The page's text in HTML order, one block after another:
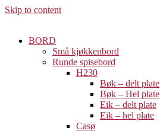
Skip to content
BORD
Små kjøkkenbord
Runde spisebord
H230
Bøk – delt plate
Bøk – Hel plate
Eik – delt plate
Eik – hel plate
Casø